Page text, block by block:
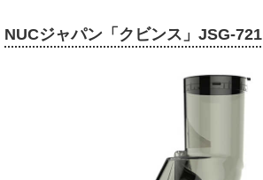
NUCジャパン「クビンス」JSG-721